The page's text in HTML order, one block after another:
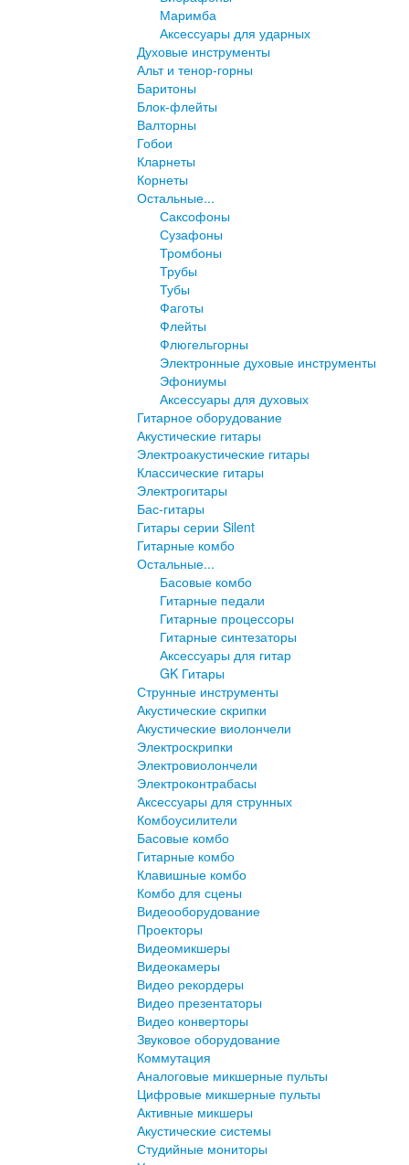
Маримба
Аксессуары для ударных
Духовые инструменты
Альт и тенор-горны
Баритоны
Блок-флейты
Валторны
Гобои
Кларнеты
Корнеты
Остальные...
Саксофоны
Сузафоны
Тромбоны
Трубы
Тубы
Фаготы
Флейты
Флюгельгорны
Электронные духовые инструменты
Эфониумы
Аксессуары для духовых
Гитарное оборудование
Акустические гитары
Электроакустические гитары
Классические гитары
Электрогитары
Бас-гитары
Гитары серии Silent
Гитарные комбо
Остальные...
Басовые комбо
Гитарные педали
Гитарные процессоры
Гитарные синтезаторы
Аксессуары для гитар
GK Гитары
Струнные инструменты
Акустические скрипки
Акустические виолончели
Электроскрипки
Электровиолончели
Электроконтрабасы
Аксессуары для струнных
Комбоусилители
Басовые комбо
Гитарные комбо
Клавишные комбо
Комбо для сцены
Видеооборудование
Проекторы
Видеомикшеры
Видеокамеры
Видео рекордеры
Видео презентаторы
Видео конверторы
Звуковое оборудование
Коммутация
Аналоговые микшерные пульты
Цифровые микшерные пульты
Активные микшеры
Акустические системы
Студийные мониторы